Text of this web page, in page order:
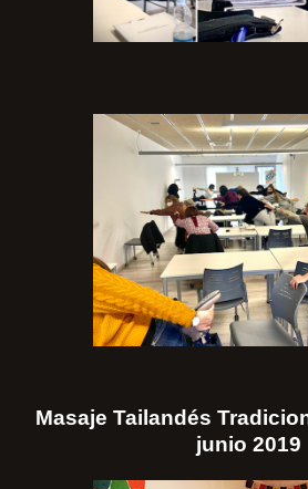
Masaje Tailandés
junio 2019